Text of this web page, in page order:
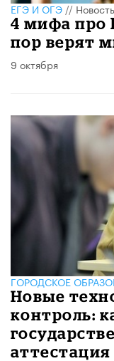
ЕГЭ И ОГЭ//Новость
4 мифа про
пор верят
9 октября
ГОРОДСКОЕ
Новые
контроль:
аттестация